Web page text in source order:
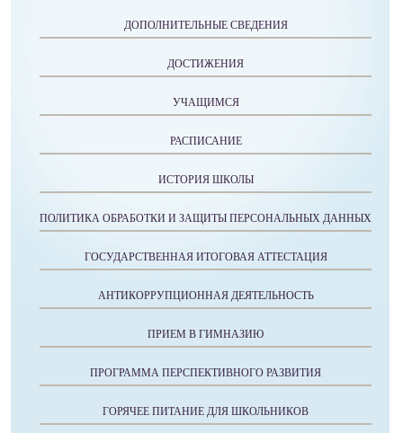
ДОПОЛНИТЕЛЬНЫЕ СВЕДЕНИЯ
ДОСТИЖЕНИЯ
УЧАЩИМСЯ
РАСПИСАНИЕ
ИСТОРИЯ ШКОЛЫ
ПОЛИТИКА ОБРАБОТКИ И ЗАЩИТЫ ПЕРСОНАЛЬНЫХ ДАННЫХ
ГОСУДАРСТВЕННАЯ ИТОГОВАЯ АТТЕСТАЦИЯ
АНТИКОРРУПЦИОННАЯ ДЕЯТЕЛЬНОСТЬ
ПРИЕМ В ГИМНАЗИЮ
ПРОГРАММА ПЕРСПЕКТИВНОГО РАЗВИТИЯ
ГОРЯЧЕЕ ПИТАНИЕ ДЛЯ ШКОЛЬНИКОВ